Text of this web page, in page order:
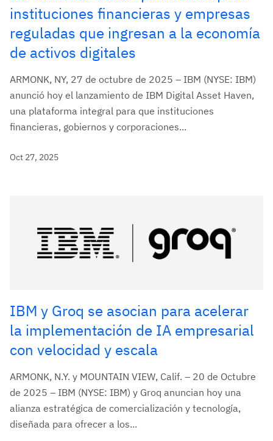
instituciones financieras y empresas
reguladas que ingresan a la economía
de activos digitales
ARMONK, NY, 27 de octubre de 2025 – IBM (NYSE: IBM)
anunció hoy el lanzamiento de IBM Digital Asset Haven,
una plataforma integral para que instituciones
financieras, gobiernos y corporaciones...
Oct 27, 2025
IBM y Groq se asocian para acelerar
la implementación de IA empresarial
con velocidad y escala
ARMONK, N.Y. y MOUNTAIN VIEW, Calif. – 20 de Octubre
de 2025 – IBM (NYSE: IBM) y Groq anuncian hoy una
alianza estratégica de comercialización y tecnología,
diseñada para ofrecer a los...